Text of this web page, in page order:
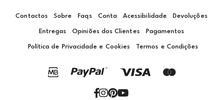
Contactos Sobre Faqs Conta Acessibilidade Devoluções
Entregas Opiniões dos Clientes Pagamentos
Política de Privacidade e Cookies Termos e Condições